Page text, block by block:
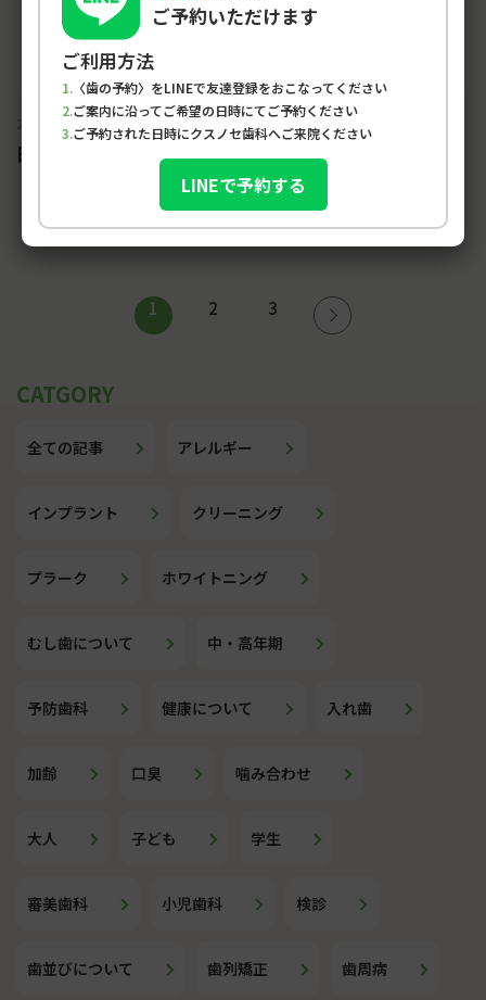
2023-08-21
白く美しい歯「ホワイトニング」について・・・②
の
ー
ジ
り
1 2 3
全ての記事 アレルギー
インプラント クリーニング
プラーク ホワイトニング
むし歯について 中・高年期
予防歯科 健康について 入れ歯
加齢 口臭 噛み合わせ
大人 子ども 学生
審美歯科 小児歯科 検診
歯並びについて 歯列矯正 歯周病
ご予約いただけます
ご利用方法
〈歯の予約〉をLINEで友達登録をおこなってください
ご案内に沿ってご希望の日時にてご予約ください
ご予約された日時にクスノセ歯科へご来院ください
LINEで予約する